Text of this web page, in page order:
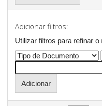
Adicionar filtros:
Utilizar filtros para refinar